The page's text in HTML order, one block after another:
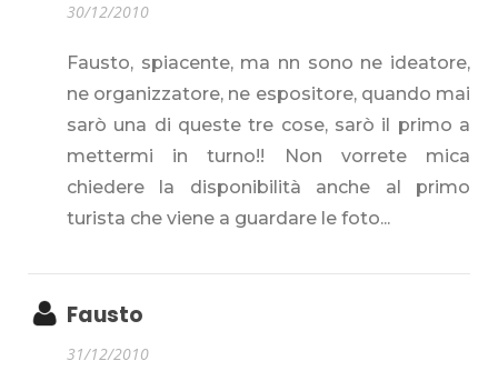
30/12/2010
Fausto, spiacente, ma nn sono ne ideatore,
ne organizzatore, ne espositore, quando mai
sarò una di queste tre cose, sarò il primo a
mettermi in turno!! Non vorrete mica
chiedere la disponibilità anche al primo
turista che viene a guardare le foto...
Fausto
31/12/2010